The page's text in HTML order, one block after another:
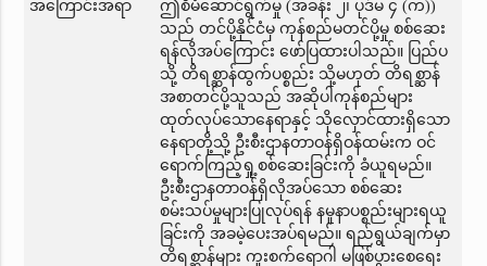
အကြောင်းအရာ
ဤစီမံဆောင်ရွက်မှု (အခန်း ၂၊ ပုဒ်မ ၄ (က))
သည် တင်ပို့နိုင်ငံမှ ကုန်စည်မတင်ပို့မှု စစ်ဆေး
ရန်လိုအပ်ကြောင်း ဖော်ပြထားပါသည်။ ပြည်ပ
သို့ တိရစ္ဆာန်ထွက်ပစ္စည်း သို့မဟုတ် တိရစ္ဆာန်
အစာတင်ပို့သူသည် အဆိုပါကုန်စည်များ
ထုတ်လုပ်သောနေရာနှင့် သိုလှောင်ထားရှိသော
နေရာတို့သို့ ဦးစီးဌာနတာဝန်ရှိဝန်ထမ်းက ဝင်
ရောက်ကြည့်ရှု့စစ်ဆေးခြင်းကို ခံယူရမည်။
ဦးစီးဌာနတာဝန်ရှိလိုအပ်သော စစ်ဆေး
စမ်းသပ်မှုများပြုလုပ်ရန် နမူနာပစ္စည်းများရယူ
ခြင်းကို အခမဲ့ပေးအပ်ရမည်။ ရည်ရွယ်ချက်မှာ
တိရစ္ဆာန်များ ကူးစက်ရောဂါ မဖြစ်ပွားစေရေး